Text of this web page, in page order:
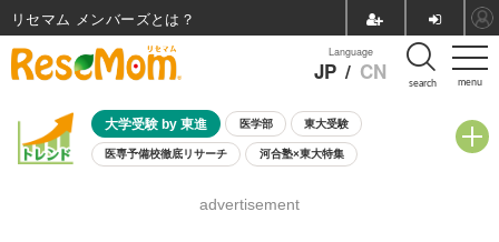
menu
Language
JP / CN search
大学受験 by 東進 医学部 東大受験
医専予備校徹底リサーチ 河合塾×東大特集
8月開催学校説明会・相談会
advertisement
リセマム メンバーズ